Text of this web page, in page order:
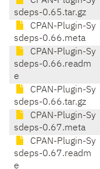
sdeps-0.65.tar.gz
CPAN-Plugin-Sy
sdeps-0.66.meta
CPAN-Plugin-Sy
sdeps-0.66.readm
e
CPAN-Plugin-Sy
sdeps-0.66.tar.gz
CPAN-Plugin-Sy
sdeps-0.67.meta
CPAN-Plugin-Sy
sdeps-0.67.readm
e